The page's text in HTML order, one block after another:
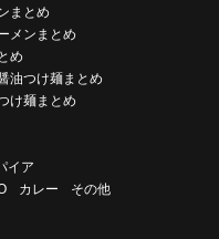
まとめ
メンまとめ
め
油つけ麺まとめ
け麺まとめ
イア
カレー その他